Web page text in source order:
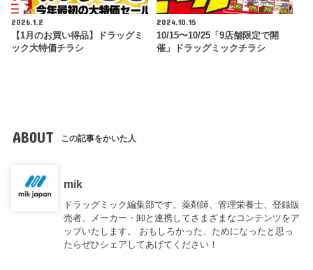
2026.1.2
【1月のお買い得品】ドラッグミ
ック大特価チラシ
2024.10.15
10/15〜10/25「9店舗限定で開
催」ドラッグミックチラシ
ABOUT この記事をかいた人
mik
ドラッグミック編集部です。薬剤師、管理栄養士、登録販
売者、メーカー・卸と連携してさまざまなコンテンツをア
ップいたします。 おもしろかった、ためになったと思っ
たらぜひシェアしてあげてください！